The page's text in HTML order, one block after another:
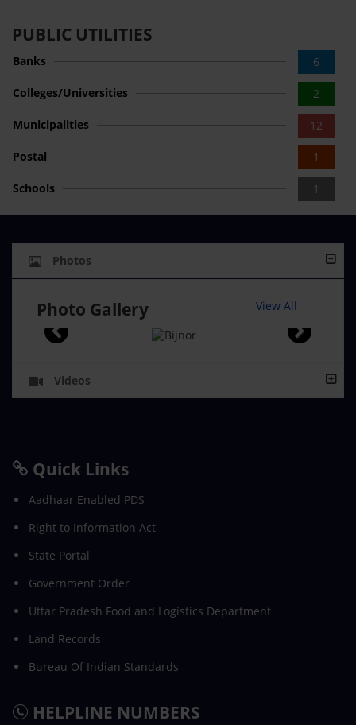
PUBLIC UTILITIES
6
Banks
2
Colleges/Universities
12
Municipalities
1
Postal
1
Schools
Photos
Photo Gallery View All
Videos
Quick Links
Aadhaar Enabled PDS
Right to Information Act
State Portal
Government Order
Uttar Pradesh Food and Logistics Department
Land Records
Bureau Of Indian Standards
HELPLINE NUMBERS